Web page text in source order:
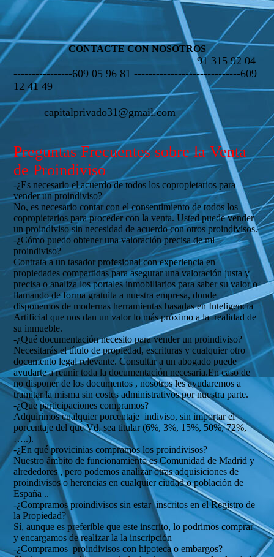
CONTACTE CON NOSOTROS
91 315 92 04
----------------609 05 96 81 -----------------------------609
12 41 49
capitalprivado31@gmail.com
Preguntas Frecuentes sobre la Venta
de Proindiviso
-¿Es necesario el acuerdo de todos los copropietarios para
vender un proindiviso?
No, es necesario contar con el consentimiento de todos los
copropietarios para proceder con la venta. Usted puede vender
un proindiviso sin necesidad de acuerdo con otros proindivisos.
-¿Cómo puedo obtener una valoración precisa de mi
proindiviso?
Contrata a un tasador profesional con experiencia en
propiedades compartidas para asegurar una valoración justa y
precisa o analiza los portales inmobiliarios para saber su valor o
llamando de forma gratuita a nuestra empresa, donde
disponemos de modernas herramientas basadas en Inteligencia
Artificial que nos dan un valor lo más próximo a la realidad de
su inmueble.
-¿Qué documentación necesito para vender un proindiviso?
Necesitarás el título de propiedad, escrituras y cualquier otro
documento legal relevante. Consultar a un abogado puede
ayudarte a reunir toda la documentación necesaria.En caso de
no disponer de los documentos , nosotros les ayudaremos a
tramitar la misma sin costes administrativos por nuestra parte.
-¿Que participaciones compramos?
Adquirimos cualquier porcentaje indiviso, sin importar el
porcentaje del que Vd. sea titular (6%, 3%, 15%, 50%, 72%,
…..).
-¿En qué provicinias compramos los proindivisos?
Nuestro ámbito de funcionamiento es Comunidad de Madrid y
alrededores , pero podemos analizar otras adquisiciones de
proindivisos o herencias en cualquier ciudad o población de
España ..
-¿Compramos proindivisos sin estar inscritos en el Registro de
la Propiedad?
Sí, aunque es preferible que este inscrito, lo podrimos comprar
y encargamos de realizar la la inscripción
-¿Compramos proindivisos con hipoteca o embargos?